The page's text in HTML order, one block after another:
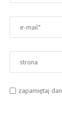
zapamiętaj